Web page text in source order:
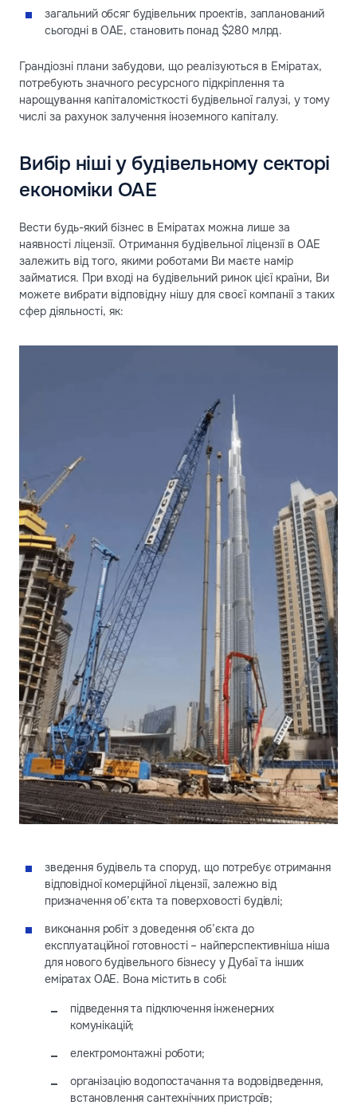
загальний обсяг будівельних проектів, запланований
сьогодні в ОАЕ, становить понад $280 млрд.
Грандіозні плани забудови, що реалізуються в Еміратах,
потребують значного ресурсного підкріплення та
нарощування капіталомісткості будівельної галузі, у тому
числі за рахунок залучення іноземного капіталу.
Вибір ніші у будівельному секторі
економіки ОАЕ
Вести будь-який бізнес в Еміратах можна лише за
наявності ліцензії. Отримання будівельної ліцензії в ОАЕ
залежить від того, якими роботами Ви маєте намір
займатися. При вході на будівельний ринок цієї країни, Ви
можете вибрати відповідну нішу для своєї компанії з таких
сфер діяльності, як:
зведення будівель та споруд, що потребує отримання
відповідної комерційної ліцензії, залежно від
призначення об’єкта та поверховості будівлі;
виконання робіт з доведення об’єкта до
експлуатаційної готовності – найперспективніша ніша
для нового будівельного бізнесу у Дубаї та інших
еміратах ОАЕ. Вона містить в собі:
підведення та підключення інженерних
комунікацій;
електромонтажні роботи;
організацію водопостачання та водовідведення,
встановлення сантехнічних пристроїв;